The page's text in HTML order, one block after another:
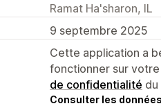
Ramat Ha'sharon, IL
9 septembre 2025
Cette application a
fonctionner sur
de confidentialité
Consulter les